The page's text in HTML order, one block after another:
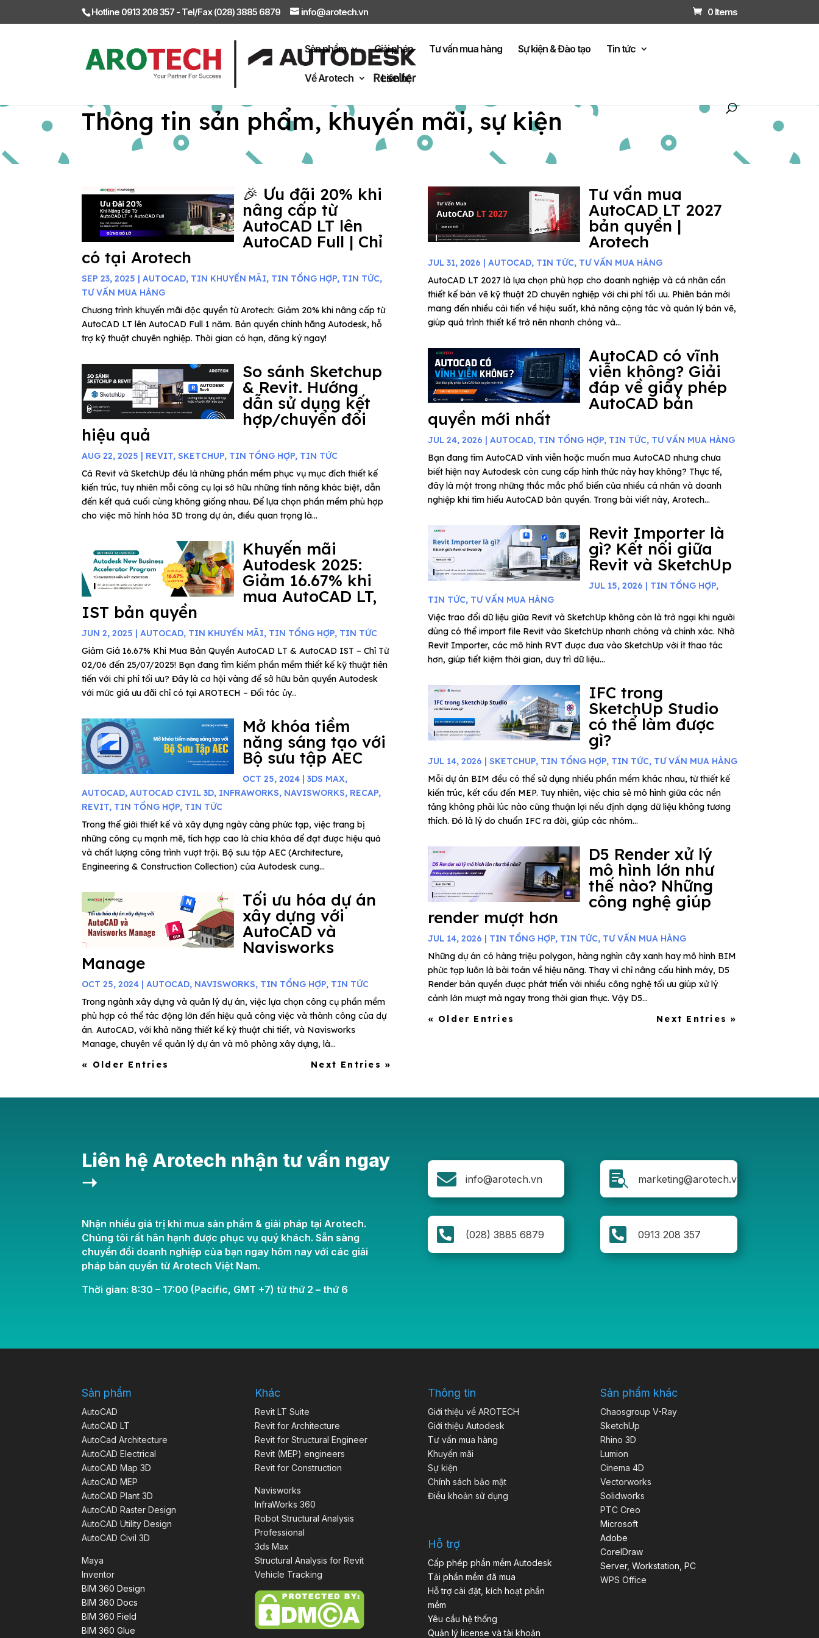
Hotline 0913 208 357 - Tel/Fax (028) 3885 6879 info@arotech.vn 0 Items
Sản phẩm Giải pháp Tư vấn mua hàng Sự kiện & Đào tạo Tin tức
Về Arotech Liên hệ
Thông tin sản phẩm, khuyến mãi, sự kiện
🎉 Ưu đãi 20% khi
nâng cấp từ
AutoCAD LT lên
AutoCAD Full | Chỉ
có tại Arotech
SEP 23, 2025 |AUTOCAD, TIN KHUYẾN MÃI, TIN TỔNG HỢP, TIN TỨC,
TƯ VẤN MUA HÀNG
Chương trình khuyến mãi độc quyền từ Arotech: Giảm 20% khi nâng cấp từ
AutoCAD LT lên AutoCAD Full 1 năm. Bản quyền chính hãng Autodesk, hỗ
trợ kỹ thuật chuyên nghiệp. Thời gian có hạn, đăng ký ngay!
So sánh Sketchup
& Revit. Hướng
dẫn sử dụng kết
hợp/chuyển đổi
hiệu quả
AUG 22, 2025 | REVIT,SKETCHUP, TIN TỔNG HỢP, TIN TỨC
Cả Revit và SketchUp đều là những phần mềm phục vụ mục đích thiết kế
kiến trúc, tuy nhiên mỗi công cụ lại sở hữu những tính năng khác biệt, dẫn
đến kết quả cuối cùng không giống nhau. Để lựa chọn phần mềm phù hợp
cho việc mô hình hóa 3D trong dự án, điều quan trọng là...
Khuyến mãi
Autodesk 2025:
Giảm 16.67% khi
mua AutoCAD LT,
IST bản quyền
JUN 2, 2025 |AUTOCAD, TIN KHUYẾN MÃI, TIN TỔNG HỢP, TIN TỨC
Giảm Giá 16.67% Khi Mua Bản Quyền AutoCAD LT & AutoCAD IST – Chỉ Từ
02/06 đến 25/07/2025! Bạn đang tìm kiếm phần mềm thiết kế kỹ thuật tiên
tiến với chi phí tối ưu? Đây là cơ hội vàng để sở hữu bản quyền Autodesk
với mức giá ưu đãi chỉ có tại AROTECH – Đối tác ủy...
Mở khóa tiềm
năng sáng tạo với
Bộ sưu tập AEC
OCT 25, 2024 |3DS MAX,
AUTOCAD,AUTOCAD CIVIL 3D, INFRAWORKS, NAVISWORKS, RECAP,
REVIT, TIN TỔNG HỢP, TIN TỨC
Trong thế giới thiết kế và xây dựng ngày càng phức tạp, việc trang bị
những công cụ mạnh mẽ, tích hợp cao là chìa khóa để đạt được hiệu quả
và chất lượng công trình vượt trội. Bộ sưu tập AEC (Architecture,
Engineering & Construction Collection) của Autodesk cung...
Tối ưu hóa dự án
xây dựng với
AutoCAD và
Navisworks
Manage
OCT 25, 2024 |AUTOCAD, NAVISWORKS, TIN TỔNG HỢP, TIN TỨC
Trong ngành xây dựng và quản lý dự án, việc lựa chọn công cụ phần mềm
phù hợp có thể tác động lớn đến hiệu quả công việc và thành công của dự
án. AutoCAD, với khả năng thiết kế kỹ thuật chi tiết, và Navisworks
Manage, chuyên về quản lý dự án và mô phỏng xây dựng, là...
« Older Entries
Next Entries »
Tư vấn mua
AutoCAD LT 2027
bản quyền |
Arotech
JUL 31, 2026 | AUTOCAD, TIN TỨC, TƯ VẤN MUA HÀNG
AutoCAD LT 2027 là lựa chọn phù hợp cho doanh nghiệp và cá nhân cần
thiết kế bản vẽ kỹ thuật 2D chuyên nghiệp với chi phí tối ưu. Phiên bản mới
mang đến nhiều cải tiến về hiệu suất, khả năng cộng tác và quản lý bản vẽ,
giúp quá trình thiết kế trở nên nhanh chóng và...
AutoCAD có vĩnh
viễn không? Giải
đáp về giấy phép
AutoCAD bản
quyền mới nhất
JUL 24, 2026 | AUTOCAD, TIN TỔNG HỢP, TIN TỨC, TƯ VẤN MUA HÀNG
Bạn đang tìm AutoCAD vĩnh viễn hoặc muốn mua AutoCAD nhưng chưa
biết hiện nay Autodesk còn cung cấp hình thức này hay không? Thực tế,
đây là một trong những thắc mắc phổ biến của nhiều cá nhân và doanh
nghiệp khi tìm hiểu AutoCAD bản quyền. Trong bài viết này, Arotech...
Revit Importer là
gì? Kết nối giữa
Revit và SketchUp
JUL 15, 2026 | TIN TỔNG HỢP,
TIN TỨC, TƯ VẤN MUA HÀNG
Việc trao đổi dữ liệu giữa Revit và SketchUp không còn là trở ngại khi người
dùng có thể import file Revit vào SketchUp nhanh chóng và chính xác. Nhờ
Revit Importer, các mô hình RVT được đưa vào SketchUp với ít thao tác
hơn, giúp tiết kiệm thời gian, duy trì dữ liệu...
IFC trong
SketchUp Studio
có thể làm được
gì?
JUL 14, 2026 | SKETCHUP, TIN TỔNG HỢP, TIN TỨC, TƯ VẤN MUA HÀNG
Mỗi dự án BIM đều có thể sử dụng nhiều phần mềm khác nhau, từ thiết kế
kiến trúc, kết cấu đến MEP. Tuy nhiên, việc chia sẻ mô hình giữa các nền
tảng không phải lúc nào cũng thuận lợi nếu định dạng dữ liệu không tương
thích. Đó là lý do chuẩn IFC ra đời, giúp các nhóm...
D5 Render xử lý
mô hình lớn như
thế nào? Những
công nghệ giúp
render mượt hơn
JUL 14, 2026 | TIN TỔNG HỢP, TIN TỨC, TƯ VẤN MUA HÀNG
Những dự án có hàng triệu polygon, hàng nghìn cây xanh hay mô hình BIM
phức tạp luôn là bài toán về hiệu năng. Thay vì chỉ nâng cấu hình máy, D5
Render bản quyền được phát triển với nhiều công nghệ tối ưu giúp xử lý
cảnh lớn mượt mà ngay trong thời gian thực. Vậy D5...
« Older Entries
Next Entries »
Liên hệ Arotech nhận tư vấn ngay
➝
Nhận nhiều giá trị khi mua sản phẩm & giải pháp tại Arotech.
Chúng tôi rất hân hạnh được phục vụ quý khách. Sẵn sàng
chuyển đổi doanh nghiệp của bạn ngay hôm nay với các giải
pháp bản quyền từ Arotech Việt Nam.
Thời gian: 8:30 – 17:00 (Pacific, GMT +7) từ thứ 2 – thứ 6
 info@arotech.vn
 (028) 3885 6879
 marketing@arotech.vn
 0913 208 357
Sản phẩm
AutoCAD
AutoCAD LT
AutoCad Architecture
AutoCAD Electrical
AutoCAD Map 3D
AutoCAD MEP
AutoCAD Plant 3D
AutoCAD Raster Design
AutoCAD Utility Design
AutoCAD Civil 3D
Maya
Inventor
BIM 360 Design
BIM 360 Docs
BIM 360 Field
BIM 360 Glue
Khác
Revit LT Suite
Revit for Architecture
Revit for Structural Engineer
Revit (MEP) engineers
Revit for Construction
Navisworks
InfraWorks 360
Robot Structural Analysis
Professional
3ds Max
Structural Analysis for Revit
Vehicle Tracking
Thông tin
Giới thiệu về AROTECH
Giới thiệu Autodesk
Tư vấn mua hàng
Khuyến mãi
Sự kiện
Chính sách bảo mật
Điều khoản sử dụng
Hỗ trợ
Cấp phép phần mềm Autodesk
Tải phần mềm đã mua
Hỗ trợ cài đặt, kích hoạt phần
mềm
Yêu cầu hệ thống
Quản lý license và tài khoản
Sản phẩm khác
Chaosgroup V-Ray
SketchUp
Rhino 3D
Lumion
Cinema 4D
Vectorworks
Solidworks
PTC Creo
Microsoft
Adobe
CorelDraw
Server, Workstation, PC
WPS Office